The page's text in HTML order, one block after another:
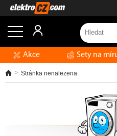
Akce Sety na
Stránka nenalezena